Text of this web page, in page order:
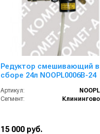
Редуктор смешивающий в
сборе 24л NОOPL0006B-24
Артикул:
Сегмент:
15 000 руб.